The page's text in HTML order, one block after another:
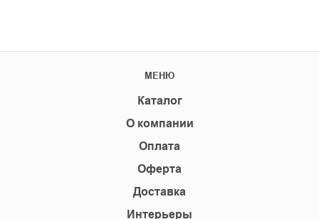
МЕНЮ
Каталог
О компании
Оплата
Оферта
Доставка
Интерьеры